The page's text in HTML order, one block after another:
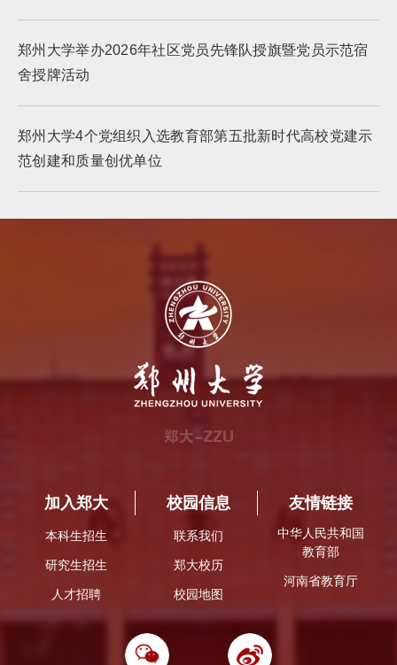
郑州大学举办2026年社区党员先锋队授旗暨党员示范宿
舍授牌活动
郑州大学4个党组织入选教育部第五批新时代高校党建示
范创建和质量创优单位
加入郑大
本科生招生
研究生招生
人才招聘
校园信息
联系我们
郑大校历
校园地图
友情链接
中华人民共和国
教育部
河南省教育厅